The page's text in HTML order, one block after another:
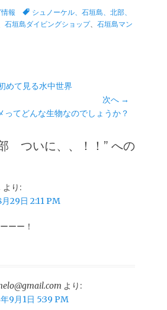
報
タ
グ
シュノーケル、石垣島、北部、
石垣島ダイビングショップ、 石垣島マン
て見る水中世界
次へ →
ってどんな生物なのでしょうか？
ついに、、！！” への
より:
29日 2:11 PM
ーー！
より:
9月1日 5:39 PM